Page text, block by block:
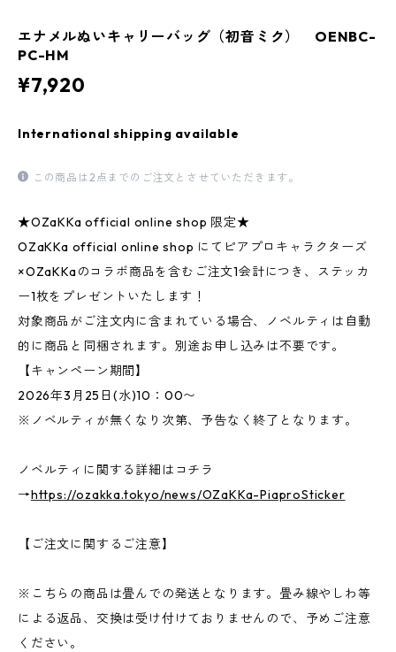
エナメルぬいキャリーバッグ（初音ミク） OENBC-
PC-HM
¥7,920
International shipping available
この商品は2点までのご注文とさせていただきます。
★OZaKKa official online shop 限定★
OZaKKa official online shop にてピアプロキャラクターズ
×OZaKKaのコラボ商品を含むご注文1会計につき、ステッカ
ー1枚をプレゼントいたします！
対象商品がご注文内に含まれている場合、ノベルティは自動
的に商品と同梱されます。別途お申し込みは不要です。
【キャンペーン期間】
2026年3月25日(水)10：00〜
※ノベルティが無くなり次第、予告なく終了となります。
ノベルティに関する詳細はコチラ
→https://ozakka.tokyo/news/OZaKKa-PiaproSticker
【ご注文に関するご注意】
※こちらの商品は畳んでの発送となります。畳み線やしわ等
による返品、交換は受け付けておりませんので、予めご注意
ください。